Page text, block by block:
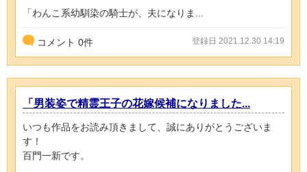
「わんこ系幼馴染の騎士が、夫になりま...
コメント 0件 登録日 2021.12.30 14:19
「男装姿で精霊王子の花嫁候補になりました...
いつも作品をお読み頂きまして、誠にありがとうございま
す！
百門一新です。